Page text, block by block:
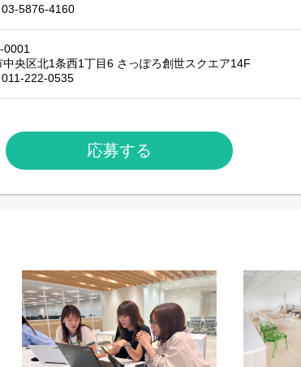
5876-4160
0001
中央区北1条西1丁目6 さっぽろ創世スクエア14F
222-0535
応募する